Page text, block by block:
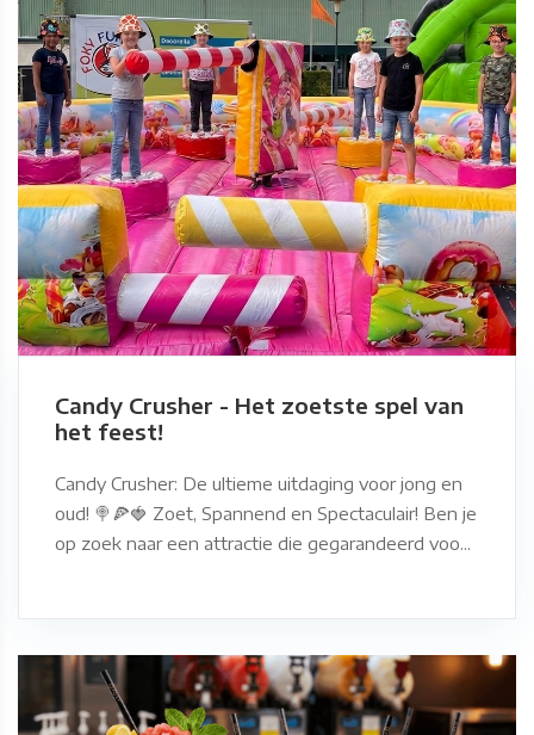
Candy Crusher - Het zoetste spel van
het feest!
Candy Crusher: De ultieme uitdaging voor jong en
oud! 🍭🍕🍓 Zoet, Spannend en Spectaculair! Ben je
op zoek naar een attractie die gegarandeerd voo...